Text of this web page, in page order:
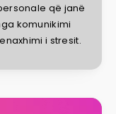
që janë
komunikimi
i stresit.